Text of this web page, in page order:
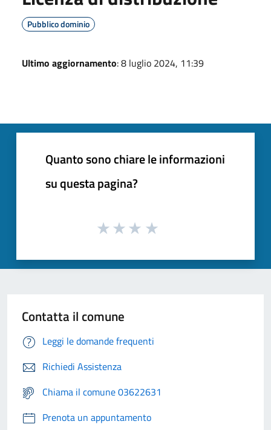
Pubblico dominio
Ultimo aggiornamento: 8 luglio 2024, 11:39
Quanto sono chiare le informazioni
su questa pagina?
Contatta il comune
Leggi le domande frequenti
Richiedi Assistenza
Chiama il comune 03622631
Prenota un appuntamento